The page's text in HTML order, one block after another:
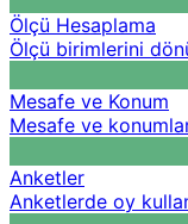
Ölçü Hesaplama
Ölçü birimlerini
Mesafe ve Konum
Mesafe ve
Anketler
Anketlerde oy